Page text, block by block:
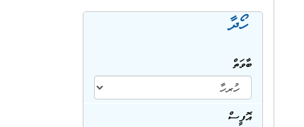
ހޯދާ
ބާވަތް
އޮފީސް